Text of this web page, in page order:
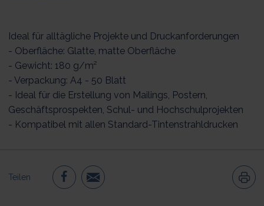
Ideal für alltägliche Projekte und Druckanforderungen
- Oberfläche: Glatte, matte Oberfläche
- Gewicht: 180 g/m²
- Verpackung: A4 - 50 Blatt
- Ideal für die Erstellung von Mailings, Postern,
Geschäftsprospekten, Schul- und Hochschulprojekten
- Kompatibel mit allen Standard-Tintenstrahldrucken
Teilen